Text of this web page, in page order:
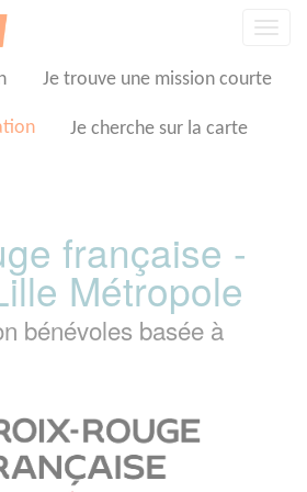
Je trouve une mission courte
Je cherche sur la carte
française -
Métropole
bénévoles basée à